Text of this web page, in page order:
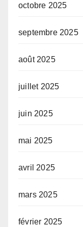
octobre 2025
septembre 2025
août 2025
juillet 2025
juin 2025
mai 2025
avril 2025
mars 2025
février 2025